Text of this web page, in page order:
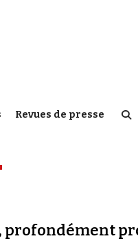
Revues de presse
profondément